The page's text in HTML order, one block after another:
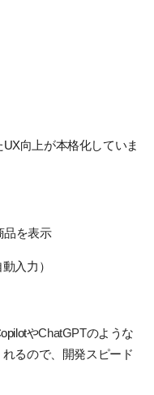
向上が本格化していま
品を表示
入力）
やChatGPTのような
るので、開発スピード